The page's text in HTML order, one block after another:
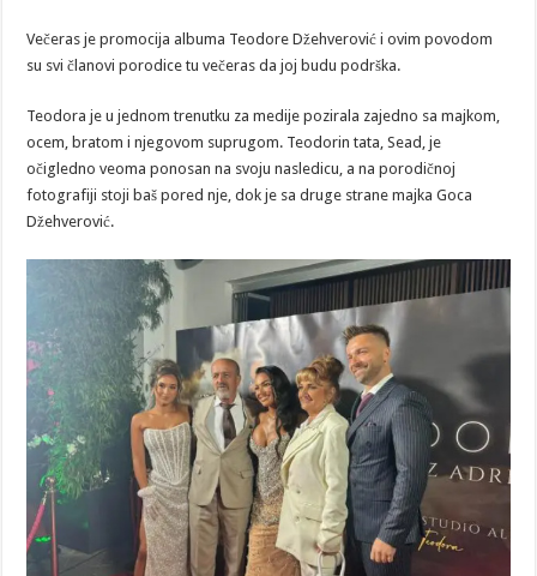
Večeras je promocija albuma Teodore Džehverović i ovim povodom
su svi članovi porodice tu večeras da joj budu podrška.
Teodora je u jednom trenutku za medije pozirala zajedno sa majkom,
ocem, bratom i njegovom suprugom. Teodorin tata, Sead, je
očigledno veoma ponosan na svoju nasledicu, a na porodičnoj
fotografiji stoji baš pored nje, dok je sa druge strane majka Goca
Džehverović.